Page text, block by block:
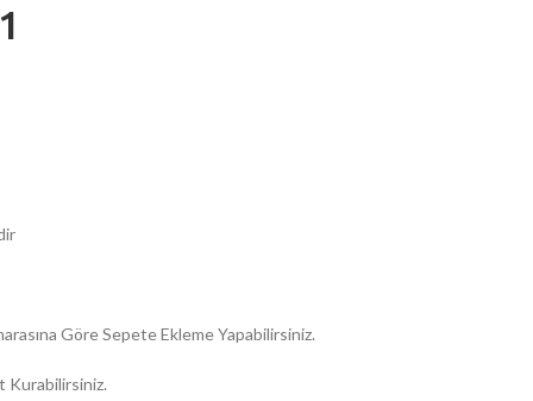
Göre Sepete Ekleme Yapabilirsiniz.
Kurabilirsiniz.